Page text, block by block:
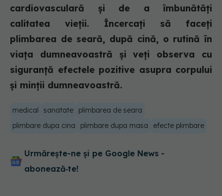
cardiovasculară și de a îmbunătăți
calitatea vieții. Încercați să faceți
plimbarea de seară, după cină, o rutină în
viața dumneavoastră și veți observa cu
siguranță efectele pozitive asupra corpului
și minții dumneavoastră.
medical sanatate
plimbarea de seara
plimbare dupa cina
plimbare dupa masa efecte plimbare
Urmărește-ne și pe Google News -
abonează‑te!